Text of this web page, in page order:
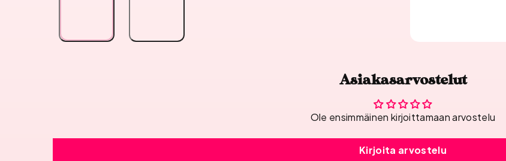
Asiakasarvostelut
Ole ensimmäinen kirjoittamaan arvostelu
Kirjoita arvostelu